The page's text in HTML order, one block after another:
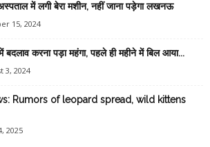
में लगी बेरा मशीन, नहीं जाना पड़ेगा लखनऊ
15, 2024
करना पड़ा महंगा, पहले ही महीने में बिल आया...
3, 2024
Rumors of leopard spread, wild kittens
2025